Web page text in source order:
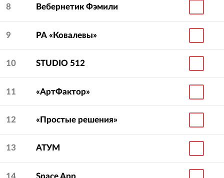
8 Вебернетик Фэмили
9 РА «Ковалевы»
10 STUDIO 512
11 «АртФактор»
12 «Простые решения»
13 АТУМ
14 Space App